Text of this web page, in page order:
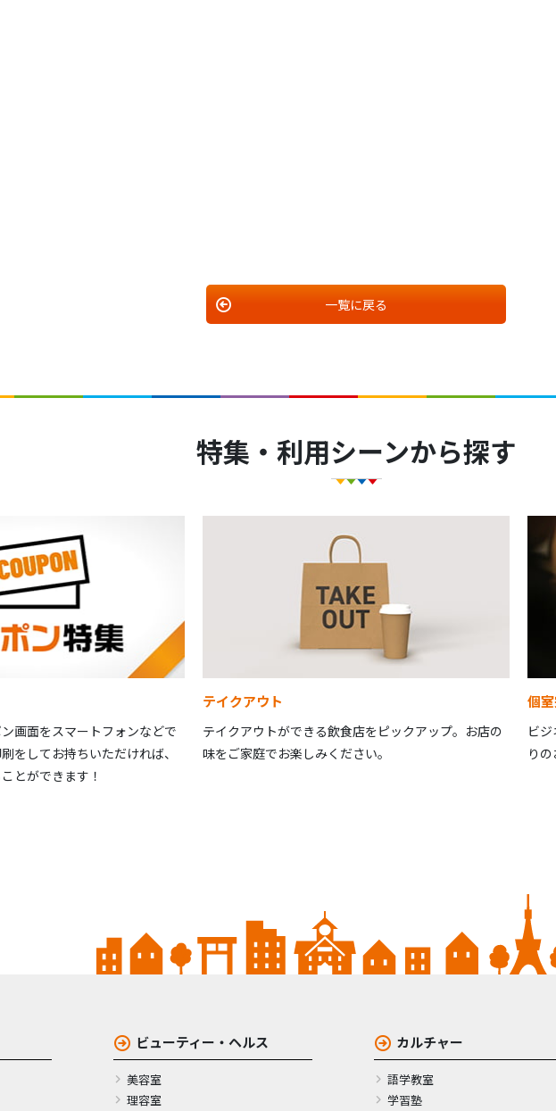
一覧に戻る
特集・利用シーンから探す
画面をスマートフォンなどで
をしてお持ちいただければ、
とができます！
テイクアウト
テイクアウトができる飲食店をピックアップ。お店の
味をご家庭でお楽しみください。
個
ビ
り
ビューティー・ヘルス
美容室
理容室
カルチャー
語学教室
学習塾